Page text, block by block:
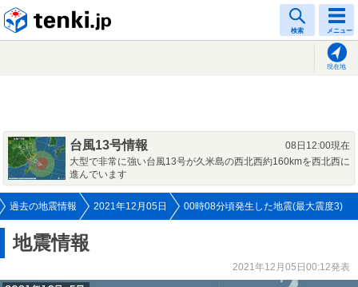
検索 メニュー
現在地
台風13号情報
08日12:00現在
大型で非常に強い台風13号が久米島の西北西約160kmを西北西に
進んでいます
過去の地震情報 2021年12月05日 00時08分頃発生した地震(最大震度3)
地震情報
2021年12月05日00:12発表